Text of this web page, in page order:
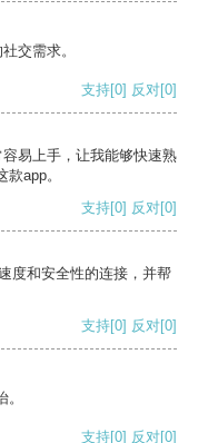
交需求。
支持[0] 反对[0]
易上手，让我能够快速熟
app。
支持[0] 反对[0]
度和安全性的连接，并帮
支持[0] 反对[0]
支持[0] 反对[0]